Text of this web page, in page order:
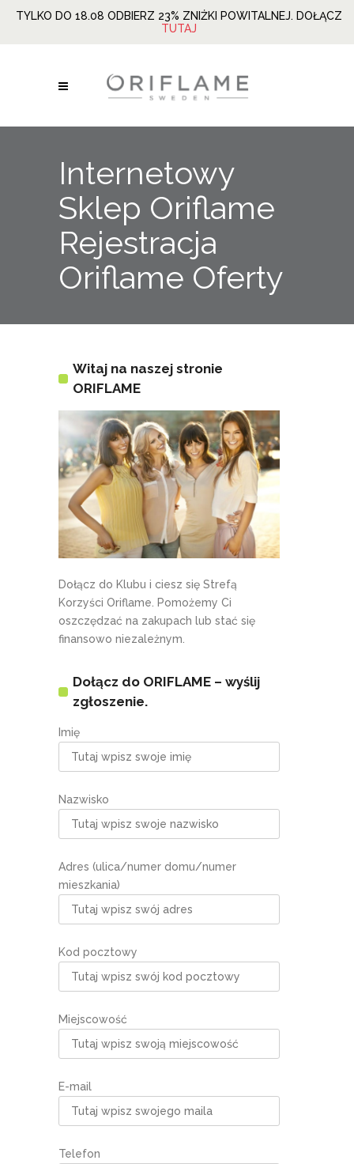
TYLKO DO 18.08 ODBIERZ 23% ZNIŻKI POWITALNEJ. DOŁĄCZ
TUTAJ
Internetowy
Sklep Oriflame
Rejestracja
Oriflame Oferty
Witaj na naszej stronie
ORIFLAME
Dołącz do Klubu i ciesz się Strefą
Korzyści Oriflame. Pomożemy Ci
oszczędzać na zakupach lub stać się
finansowo niezależnym.
Dołącz do ORIFLAME – wyślij
zgłoszenie.
Imię
Nazwisko
Adres (ulica/numer domu/numer
mieszkania)
Kod pocztowy
Miejscowość
E-mail
Telefon